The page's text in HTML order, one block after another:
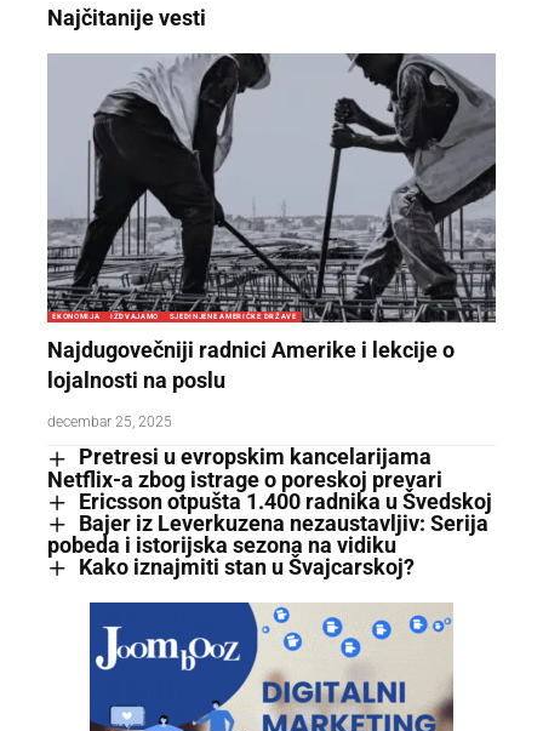
Najčitanije vesti
EKONOMIJA IZDVAJAMO SJEDINJENE AMERIČKE DRŽAVE
Najdugovečniji radnici Amerike i lekcije o
lojalnosti na poslu
decembar 25, 2025
Pretresi u evropskim kancelarijama
Netflix-a zbog istrage o poreskoj prevari
Ericsson otpušta 1.400 radnika u Švedskoj
Bajer iz Leverkuzena nezaustavljiv: Serija
pobeda i istorijska sezona na vidiku
Kako iznajmiti stan u Švajcarskoj?